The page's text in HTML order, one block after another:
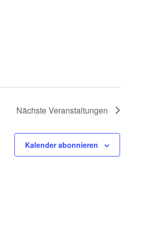
NächsteVeranstaltungen
Kalender abonnieren